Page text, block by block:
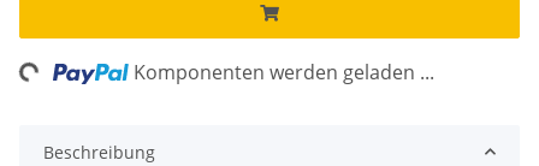
Komponenten werden geladen ...
Beschreibung